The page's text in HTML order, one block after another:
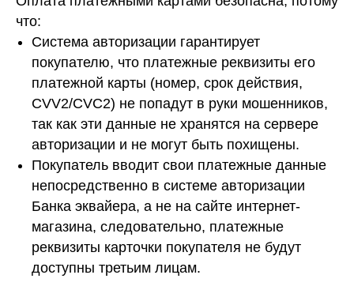
что:
Система авторизации гарантирует
покупателю, что платежные реквизиты его
платежной карты (номер, срок действия,
CVV2/CVC2) не попадут в руки мошенников,
так как эти данные не хранятся на сервере
авторизации и не могут быть похищены.
Покупатель вводит свои платежные данные
непосредственно в системе авторизации
Банка эквайера, а не на сайте интернет-
магазина, следовательно, платежные
реквизиты карточки покупателя не будут
доступны третьим лицам.